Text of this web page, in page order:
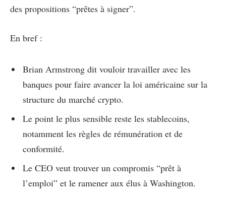
des propositions “prêtes à signer”.
En bref :
Brian Armstrong dit vouloir travailler avec les
banques pour faire avancer la loi américaine sur la
structure du marché crypto.
Le point le plus sensible reste les stablecoins,
notamment les règles de rémunération et de
conformité.
Le CEO veut trouver un compromis “prêt à
l’emploi” et le ramener aux élus à Washington.